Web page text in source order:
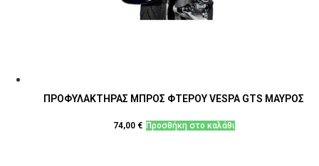
ΠΡΟΦΥΛΑΚΤΗΡΑΣ ΜΠΡΟΣ ΦΤΕΡΟΥ VESPA GTS ΜΑΥΡΟΣ
74,00 € Προσθήκη στο καλάθι